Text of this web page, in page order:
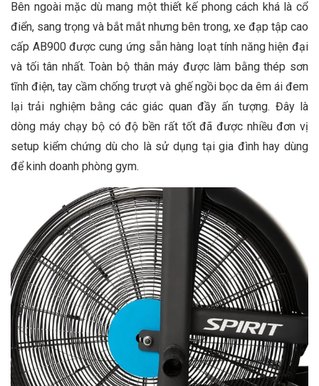
Bên ngoài mặc dù mang một thiết kế phong cách khá là cổ
điển, sang trọng và bắt mắt nhưng bên trong, xe đạp tập cao
cấp AB900 được cung ứng sẵn hàng loạt tính năng hiện đại
và tối tân nhất. Toàn bộ thân máy được làm bằng thép sơn
tĩnh điện, tay cầm chống trượt và ghế ngồi bọc da êm ái đem
lại trải nghiệm bằng các giác quan đầy ấn tượng. Đây là
dòng máy chạy bộ có độ bền rất tốt đã được nhiều đơn vị
setup kiểm chứng dù cho là sử dụng tại gia đình hay dùng
để kinh doanh phòng gym.